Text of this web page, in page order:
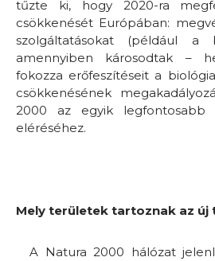
tűzte ki, hogy 2020-ra
csökkenését Európában:
szolgáltatásokat (például a
amennyiben károsodtak –
fokozza erőfeszítéseit a
csökkenésének
2000 az egyik
eléréséhez.
Mely területek tartoznak az új
A Natura 2000 hálózat